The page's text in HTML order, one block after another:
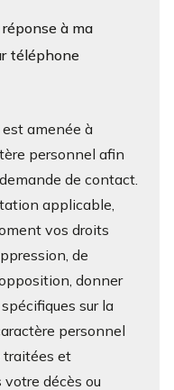
réponse à ma
téléphone
amenée à
personnel afin
de contact.
applicable,
vos droits
de
donner
sur la
personnel
traitées et
décès ou